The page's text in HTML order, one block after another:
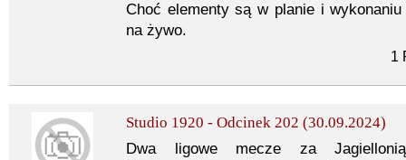
Choć elementy są w planie i
na żywo.
1
Studio 1920 - Odcinek 202 (30.09.2024)
Dwa ligowe mecze za